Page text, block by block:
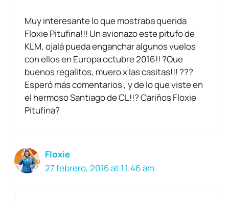
Muy interesante lo que mostraba querida
Floxie Pitufina!!! Un avionazo este pitufo de
KLM, ojalá pueda enganchar algunos vuelos
con ellos en Europa octubre 2016!! ?Que
buenos regalitos, muero x las casitas!!! ???
Esperó más comentarios , y de lo que viste en
el hermoso Santiago de CL!!? Cariños Floxie
Pitufina?
Floxie
27 febrero, 2016 at 11:46 am